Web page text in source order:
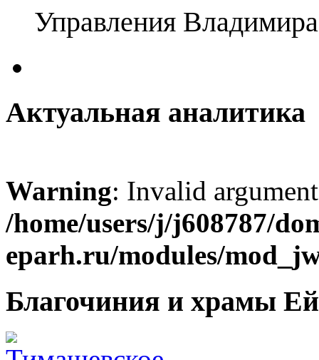
Управления
Актуальная аналитика
Warning: Invalid
/home/users/j/j608787/
eparh.ru/modules/
Благочиния и храмы